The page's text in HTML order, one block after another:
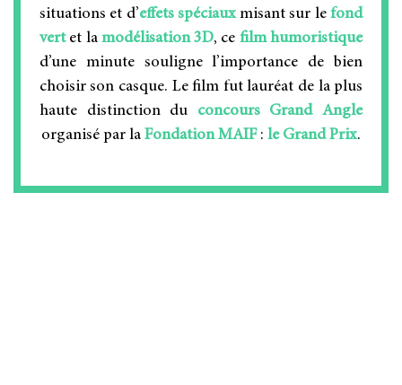
situations et d’effets spéciauxmisant sur lefond
vertet la modélisation 3D, ce film humoristique
d’une minute souligne l’importance de bien
choisir son casque. Le film fut lauréat de la plus
haute distinction du concours Grand Angle
organisé par la Fondation MAIF: le Grand Prix.